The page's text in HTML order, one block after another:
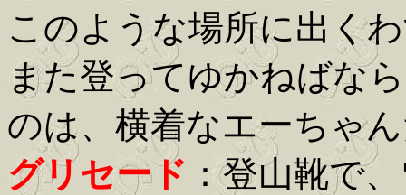
このような場所に出く
また登ってゆかねばな
のは、横着なエーちゃ
グリセード ：登山靴で